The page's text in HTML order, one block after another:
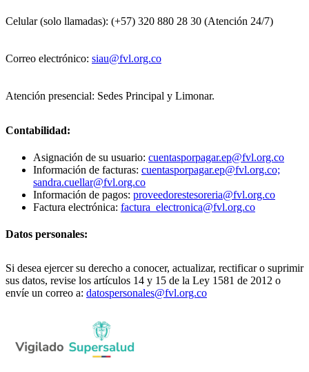
Celular (solo llamadas): (+57) 320 880 28 30 (Atención 24/7)
Correo electrónico: siau@fvl.org.co
Atención presencial: Sedes Principal y Limonar.
Contabilidad:
Asignación de su usuario: cuentasporpagar.ep@fvl.org.co
Información de facturas: cuentasporpagar.ep@fvl.org.co;
sandra.cuellar@fvl.org.co
Información de pagos: proveedorestesoreria@fvl.org.co
Factura electrónica: factura_electronica@fvl.org.co
Datos personales:
Si desea ejercer su derecho a conocer, actualizar, rectificar o suprimir
sus datos, revise los artículos 14 y 15 de la Ley 1581 de 2012 o
envíe un correo a: datospersonales@fvl.org.co